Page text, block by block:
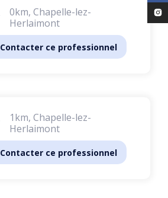
0km,Chapelle-lez-
Herlaimont
Contacter ce professionnel
1km,Chapelle-lez-
Herlaimont
Contacter ce professionnel